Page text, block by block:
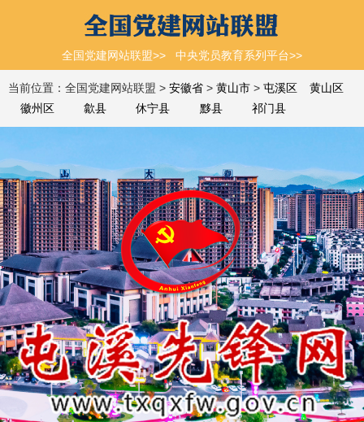
全国党建网站联盟>> 中央党员教育系列平台>>
当前位置：全国党建网站联盟 > 安徽省 > 黄山市 > 屯溪区
黄山区
徽州区
歙县 休宁县 黟县 祁门县